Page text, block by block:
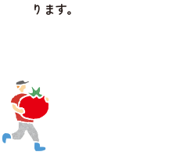
ります。